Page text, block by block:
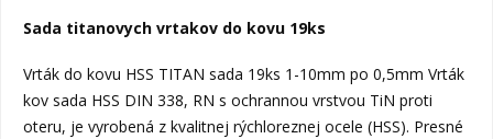
Sada titanovych vrtakov do kovu 19ks
Vrták do kovu HSS TITAN sada 19ks 1-10mm po 0,5mm Vrták
kov sada HSS DIN 338, RN s ochrannou vrstvou TiN proti
oteru, je vyrobená z kvalitnej rýchloreznej ocele (HSS). Presné